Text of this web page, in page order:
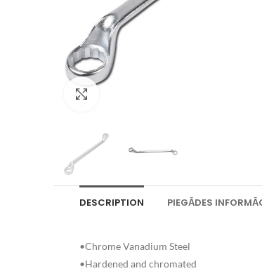
DESCRIPTION PIEGĀDES
•Chrome Vanadium Steel
•Hardened and chromated